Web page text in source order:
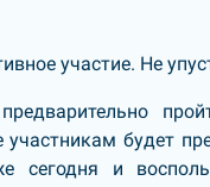
участие. Не
будет
сегодня и